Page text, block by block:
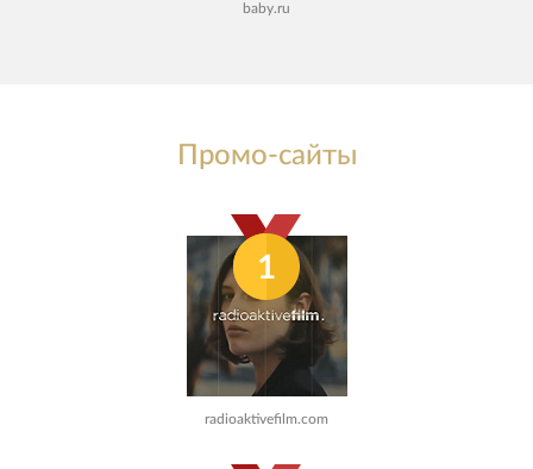
baby.ru
Промо-сайты
1
radioaktivefilm.com